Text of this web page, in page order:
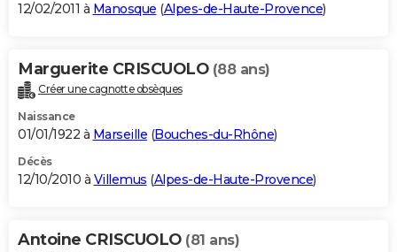
12/02/2011 à Manosque (Alpes-de-Haute-Provence)
Marguerite CRISCUOLO (88 ans)
Créer une cagnotte obsèques
Naissance
01/01/1922 à Marseille (Bouches-du-Rhône)
Décès
12/10/2010 à Villemus (Alpes-de-Haute-Provence)
Antoine CRISCUOLO (81 ans)